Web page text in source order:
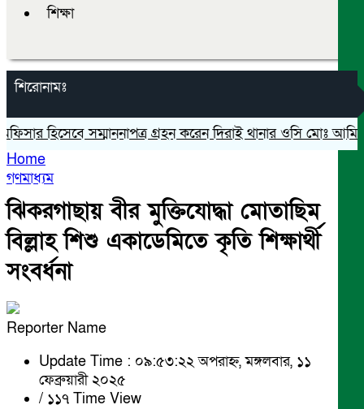
শিক্ষা
শিরোনামঃ
হিসেবে সম্মাননাপত্র গ্রহন করেন দিরাই থানার ওসি মোঃ আমিনুল
Home
গণমাধ্যম
ঝিকরগাছায় বীর মুক্তিযোদ্ধা মোতাছিম
বিল্লাহ শিশু একাডেমিতে কৃতি শিক্ষার্থী
সংবর্ধনা
Reporter Name
Update Time : ০৯:৫৩:২২ অপরাহ্ন, মঙ্গলবার, ১১
ফেব্রুয়ারী ২০২৫
/ ১১৭ Time View